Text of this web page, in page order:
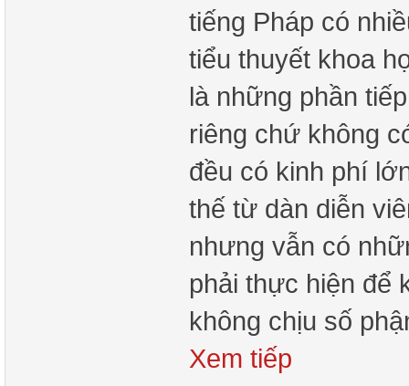
tiếng Pháp có
tiểu thuyết khoa
là những phần
riêng chứ không
đều có kinh phí
thế từ dàn diễn
nhưng vẫn có
phải thực hiện để
không chịu số
Xem tiếp